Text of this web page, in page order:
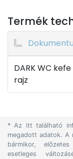
Termék
DARK WC
rajz
* Az itt található
megadott adatok. A
bármikor,
esetleges